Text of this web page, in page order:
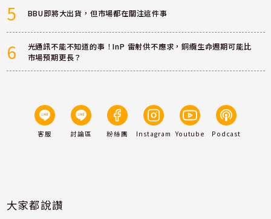
5 BBU即將大出貨，但市場都在關注這件事
6
光通訊不能不知道的事！InP 雷射供不應求，銅纜生命週期可能比
市場預期更長？
客服 討論區 粉絲團 Instagram Youtube Podcast
大家都說讚